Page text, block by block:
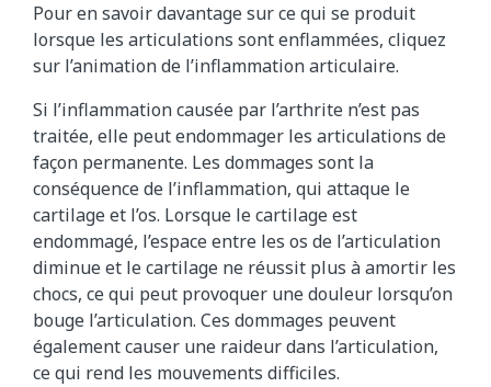
Pour en savoir davantage sur ce qui se produit
lorsque les articulations sont enflammées, cliquez
sur l’animation de l’inflammation articulaire.
Si l’inflammation causée par l’arthrite n’est pas
traitée, elle peut endommager les articulations de
façon permanente. Les dommages sont la
conséquence de l’inflammation, qui attaque le
cartilage et l’os. Lorsque le cartilage est
endommagé, l’espace entre les os de l’articulation
diminue et le cartilage ne réussit plus à amortir les
chocs, ce qui peut provoquer une douleur lorsqu’on
bouge l’articulation. Ces dommages peuvent
également causer une raideur dans l’articulation,
ce qui rend les mouvements difficiles.